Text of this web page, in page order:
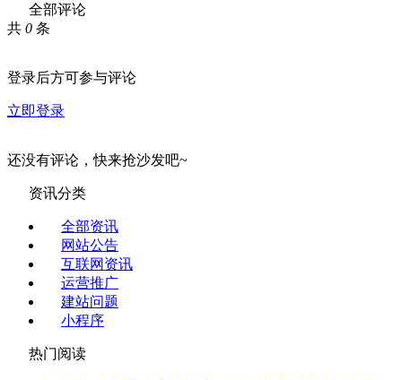
全部评论
共 0 条
登录后方可参与评论
立即登录
还没有评论，快来抢沙发吧~
资讯分类
全部资讯
网站公告
互联网资讯
运营推广
建站问题
小程序
热门阅读